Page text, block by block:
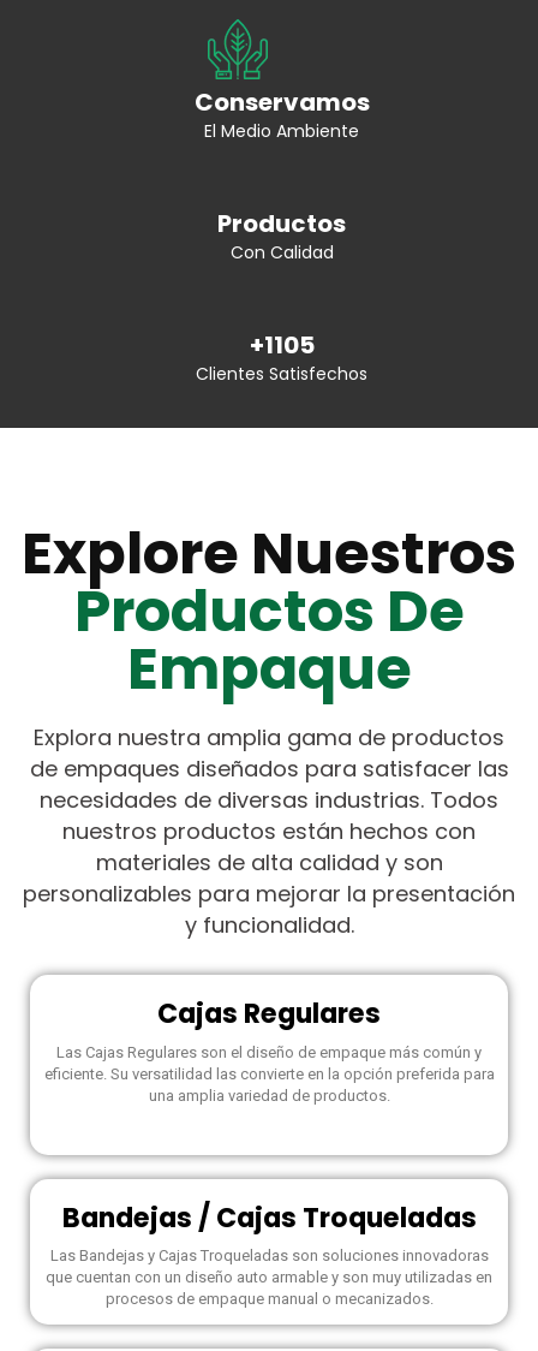
Conservamos
El Medio Ambiente
Productos
Con Calidad
+1105
Clientes Satisfechos
Explore Nuestros
Productos De
Empaque
Explora nuestra amplia gama de productos
de empaques diseñados para satisfacer las
necesidades de diversas industrias. Todos
nuestros productos están hechos con
materiales de alta calidad y son
personalizables para mejorar la presentación
y funcionalidad.
Cajas Regulares
Las Cajas Regulares son el diseño de empaque más común y
eficiente. Su versatilidad las convierte en la opción preferida para
una amplia variedad de productos.
Bandejas / Cajas Troqueladas
Las Bandejas y Cajas Troqueladas son soluciones innovadoras
que cuentan con un diseño auto armable y son muy utilizadas en
procesos de empaque manual o mecanizados.